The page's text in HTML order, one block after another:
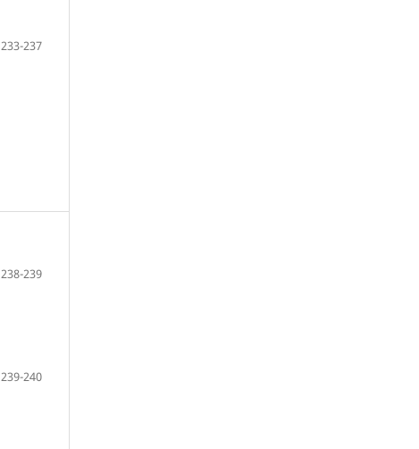
233-237
238-239
239-240